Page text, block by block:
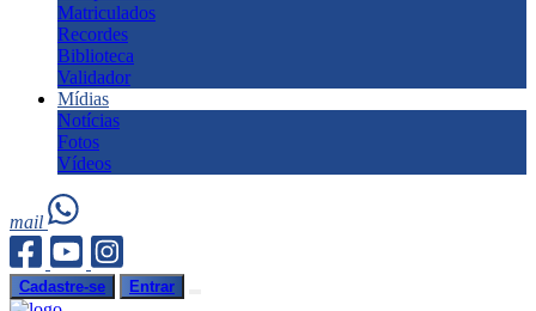
Matriculados
Recordes
Biblioteca
Validador
Mídias
Notícias
Fotos
Vídeos
mail
Cadastre-se Entrar